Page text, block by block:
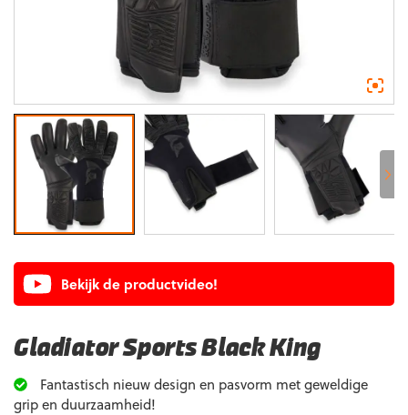
Bekijk de productvideo!
Gladiator Sports Black King
Fantastisch nieuw design en pasvorm met geweldige
grip en duurzaamheid!